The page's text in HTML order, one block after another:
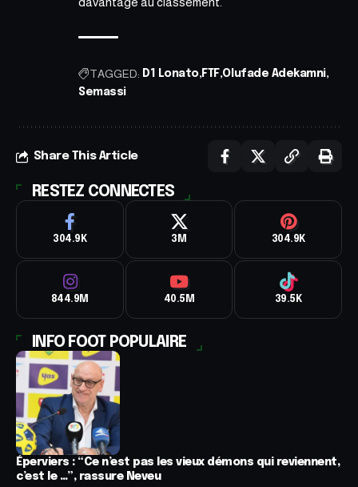
TAGGED: D1 Lonato FTF Olufade Adekamni
Semassi
Share This Article
RESTEZ CONNECTES
304.9K 3M 304.9K
844.9M 40.5M 39.5K
INFO FOOT POPULAIRE
Éperviers : “Ce n’est pas les vieux démons qui reviennent,
c’est le …”, rassure Neveu